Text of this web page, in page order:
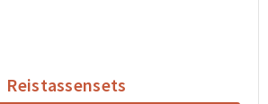
Reistassensets